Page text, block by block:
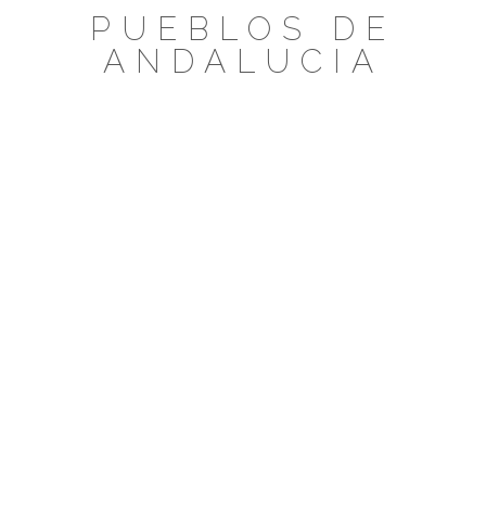
PUEBLOS DE
ANDALUCIA